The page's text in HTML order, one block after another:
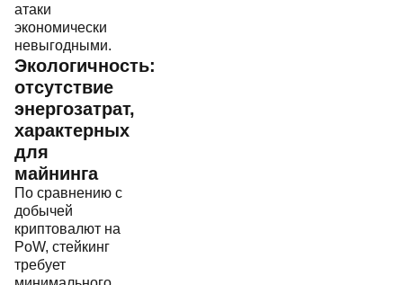
атаки
экономически
невыгодными.
Экологичность:
отсутствие
энергозатрат,
характерных
для
майнинга
По сравнению с
добычей
криптовалют на
PoW, стейкинг
требует